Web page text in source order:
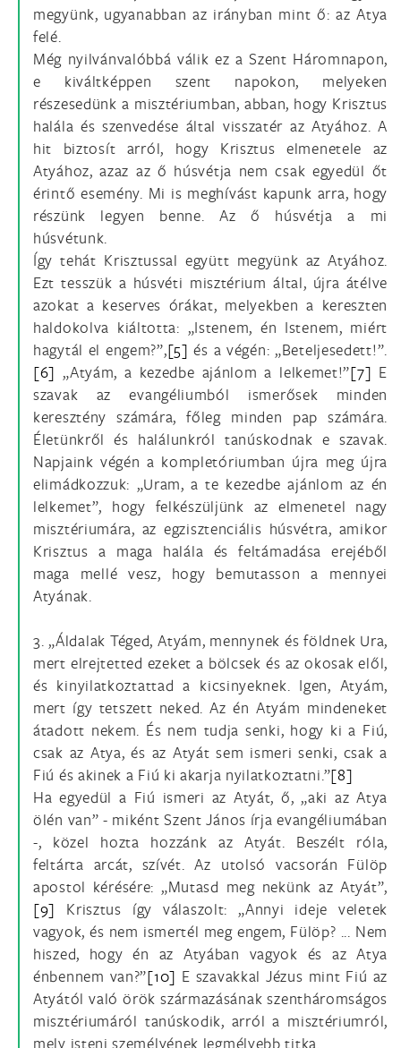
megyünk, ugyanabban az irányban mint ő: az Atya
felé.
Még nyilvánvalóbbá válik ez a Szent Háromnapon,
e kiváltképpen szent napokon, melyeken
részesedünk a misztériumban, abban, hogy Krisztus
halála és szenvedése által visszatér az Atyához. A
hit biztosít arról, hogy Krisztus elmenetele az
Atyához, azaz az ő húsvétja nem csak egyedül őt
érintő esemény. Mi is meghívást kapunk arra, hogy
részünk legyen benne. Az ő húsvétja a mi
húsvétunk.
Így tehát Krisztussal együtt megyünk az Atyához.
Ezt tesszük a húsvéti misztérium által, újra átélve
azokat a keserves órákat, melyekben a kereszten
haldokolva kiáltotta: „Istenem, én Istenem, miért
hagytál el engem?”,[5] és a végén: „Beteljesedett!”.
[6] „Atyám, a kezedbe ajánlom a lelkemet!”[7] E
szavak az evangéliumból ismerősek minden
keresztény számára, főleg minden pap számára.
Életünkről és halálunkról tanúskodnak e szavak.
Napjaink végén a kompletóriumban újra meg újra
elimádkozzuk: „Uram, a te kezedbe ajánlom az én
lelkemet”, hogy felkészüljünk az elmenetel nagy
misztériumára, az egzisztenciális húsvétra, amikor
Krisztus a maga halála és feltámadása erejéből
maga mellé vesz, hogy bemutasson a mennyei
Atyának.
3. „Áldalak Téged, Atyám, mennynek és földnek Ura,
mert elrejtetted ezeket a bölcsek és az okosak elől,
és kinyilatkoztattad a kicsinyeknek. Igen, Atyám,
mert így tetszett neked. Az én Atyám mindeneket
átadott nekem. És nem tudja senki, hogy ki a Fiú,
csak az Atya, és az Atyát sem ismeri senki, csak a
Fiú és akinek a Fiú ki akarja nyilatkoztatni.”[8]
Ha egyedül a Fiú ismeri az Atyát, ő, „aki az Atya
ölén van” - miként Szent János írja evangéliumában
-, közel hozta hozzánk az Atyát. Beszélt róla,
feltárta arcát, szívét. Az utolsó vacsorán Fülöp
apostol kérésére: „Mutasd meg nekünk az Atyát”,
[9] Krisztus így válaszolt: „Annyi ideje veletek
vagyok, és nem ismertél meg engem, Fülöp? ... Nem
hiszed, hogy én az Atyában vagyok és az Atya
énbennem van?”[10] E szavakkal Jézus mint Fiú az
Atyától való örök származásának szentháromságos
misztériumáról tanúskodik, arról a misztériumról,
mely isteni személyének legmélyebb titka.